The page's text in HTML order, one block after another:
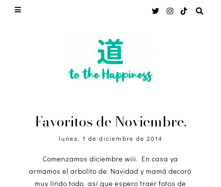
Favoritos de Noviembre.
lunes, 1 de diciembre de 2014
Comenzamos diciembre wiii. En casa ya
armamos el arbolito de Navidad y mamá decoró
muy lindo todo, así que espero traer fotos de